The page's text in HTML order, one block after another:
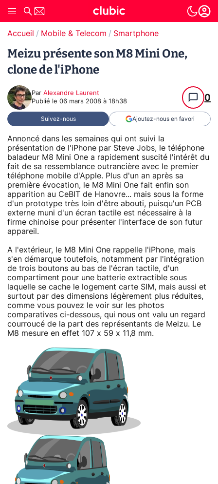
Accueil Mobile & Telecom Smartphone
Meizu présente son M8 Mini One,
clone de l'iPhone
Par Alexandre Laurent
Publié le 06 mars 2008 à 18h38 0
Suivez-nous Ajoutez-nous en favori
Annoncé dans les semaines qui ont suivi la
présentation de l'iPhone par Steve Jobs, le téléphone
baladeur M8 Mini One a rapidement suscité l'intérêt du
fait de sa ressemblance outrancière avec le premier
téléphone mobile d'Apple. Plus d'un an après sa
première évocation, le M8 Mini One fait enfin son
apparition au CeBIT de Hanovre... mais sous la forme
d'un prototype très loin d'être abouti, puisqu'un PCB
externe muni d'un écran tactile est nécessaire à la
firme chinoise pour présenter l'interface de son futur
appareil.
A l'extérieur, le M8 Mini One rappelle l'iPhone, mais
s'en démarque toutefois, notamment par l'intégration
de trois boutons au bas de l'écran tactile, d'un
compartiment pour une batterie extractible sous
laquelle se cache le logement carte SIM, mais aussi et
surtout par des dimensions légèrement plus réduites,
comme vous pouvez le voir sur les photos
comparatives ci-dessous, qui nous ont valu un regard
courroucé de la part des représentants de Meizu. Le
M8 mesure en effet 107 x 59 x 11,8 mm.